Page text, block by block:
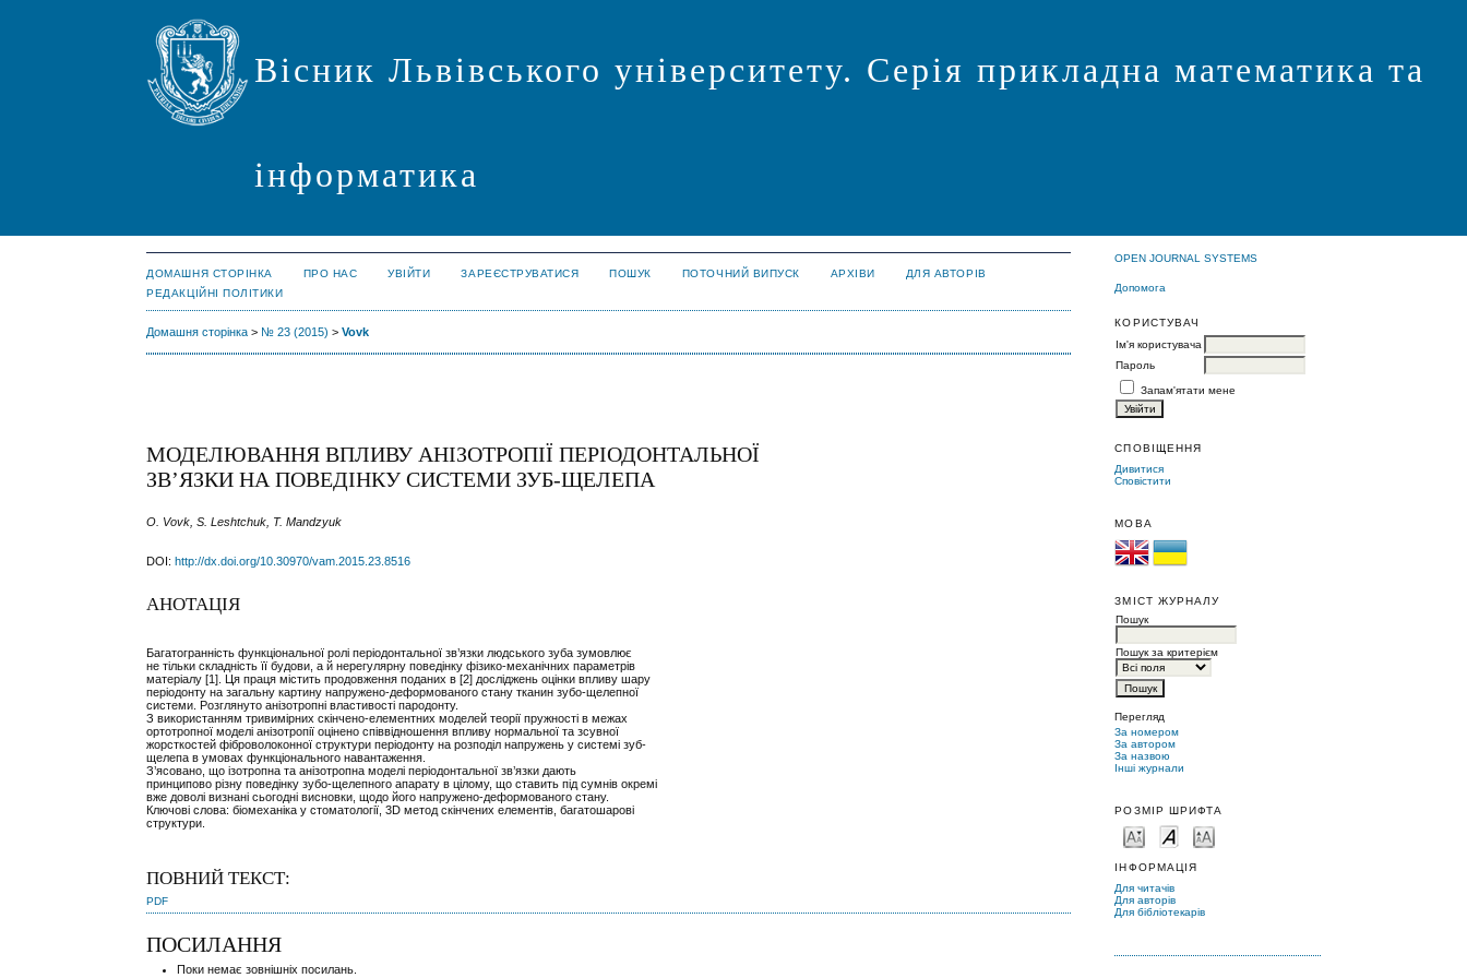
Вісник Львівського університету. Серія прикладна математика та
інформатика
OPEN JOURNAL SYSTEMS
Допомога
КОРИСТУВАЧ
Ім'я користувача
Пароль
Запам'ятати мене
СПОВІЩЕННЯ
Дивитися
Сповістити
МОВА
ЗМІСТ ЖУРНАЛУ
Пошук
Пошук за критерієм
Перегляд
За номером
За автором
За назвою
Інші журнали
РОЗМІР ШРИФТА
ІНФОРМАЦІЯ
Для читачів
Для авторів
Для бібліотекарів
ДОМАШНЯ СТОРІНКА ПРО НАС УВІЙТИ ЗАРЕЄСТРУВАТИСЯ ПОШУК ПОТОЧНИЙ ВИПУСК АРХІВИ
ДЛЯ АВТОРІВ
РЕДАКЦІЙНІ ПОЛІТИКИ
Домашня сторінка > № 23 (2015) >Vovk
МОДЕЛЮВАННЯ ВПЛИВУ АНІЗОТРОПІЇ ПЕРІОДОНТАЛЬНОЇ
ЗВ’ЯЗКИ НА ПОВЕДІНКУ СИСТЕМИ ЗУБ-ЩЕЛЕПА
O. Vovk, S. Leshtchuk, T. Mandzyuk
DOI:http://dx.doi.org/10.30970/vam.2015.23.8516
АНОТАЦІЯ
Багатогранність функціональної ролі періодонтальної зв’язки людського зуба зумовлює
не тільки складність її будови, а й нерегулярну поведінку фізико-механічних параметрів
матеріалу [1]. Ця праця містить продовження поданих в [2] досліджень оцінки впливу шару
періодонту на загальну картину напружено-деформованого стану тканин зубо-щелепної
системи. Розглянуто анізотропні властивості пародонту.
З використанням тривимірних скінчено-елементних моделей теорії пружності в межах
ортотропної моделі анізотропії оцінено співвідношення впливу нормальної та зсувної
жорсткостей фіброволоконної структури періодонту на розподіл напружень у системі зуб-
щелепа в умовах функціонального навантаження.
З’ясовано, що ізотропна та анізотропна моделі періодонтальної зв’язки дають
принципово різну поведінку зубо-щелепного апарату в цілому, що ставить під сумнів окремі
вже доволі визнані сьогодні висновки, щодо його напружено-деформованого стану.
Ключові слова: біомеханіка у стоматології, 3D метод скінчених елементів, багатошарові
структури.
ПОВНИЙ ТЕКСТ:
PDF
ПОСИЛАННЯ
Поки немає зовнішніх посилань.